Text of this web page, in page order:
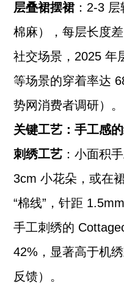
层叠裙摆裙：2-3 层
棉麻），每层长度
社交场景，2025 年
等场景的穿着率达
势网消费者调研）。
关键工艺：手工感
刺绣工艺 ：小面积
3cm 小花朵，或在
“棉线”，针距
手工刺绣的
42%，显著高于机
反馈）。